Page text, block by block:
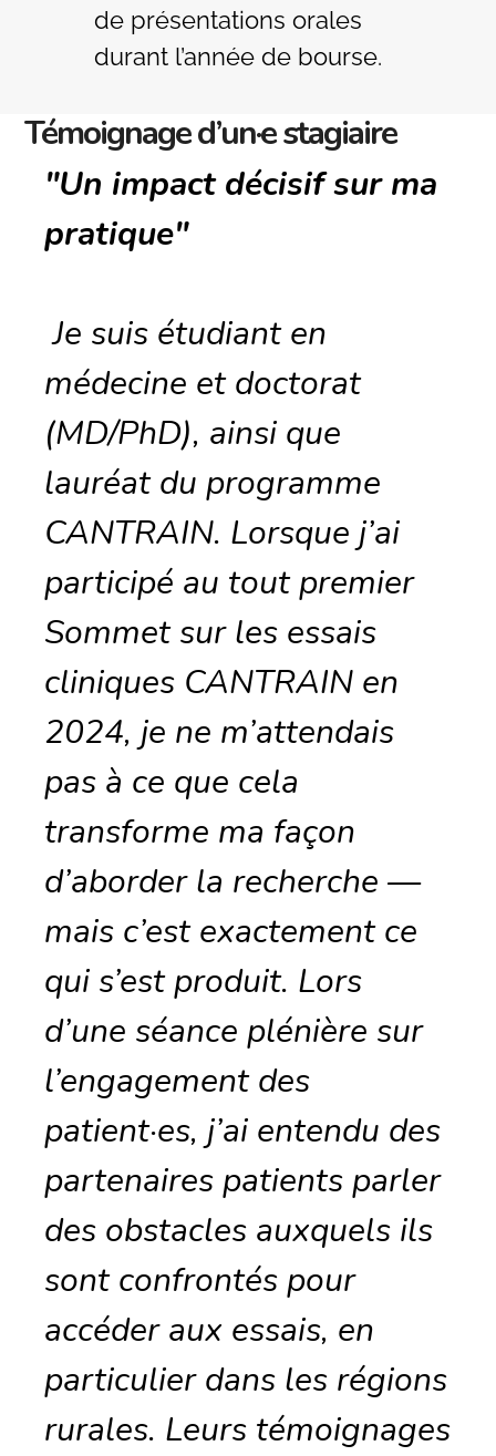
de présentations orales
durant l’année de bourse.
Témoignage d’un·e stagiaire
"Un impact décisif sur ma
pratique"
Je suis étudiant en
médecine et doctorat
(MD/PhD), ainsi que
lauréat du programme
CANTRAIN. Lorsque j’ai
participé au tout premier
Sommet sur les essais
cliniques CANTRAIN en
2024, je ne m’attendais
pas à ce que cela
transforme ma façon
d’aborder la recherche —
mais c’est exactement ce
qui s’est produit. Lors
d’une séance plénière sur
l’engagement des
patient·es, j’ai entendu des
partenaires patients parler
des obstacles auxquels ils
sont confrontés pour
accéder aux essais, en
particulier dans les régions
rurales. Leurs témoignages